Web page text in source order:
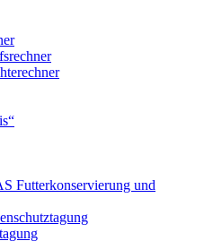
Futterkonservierung und